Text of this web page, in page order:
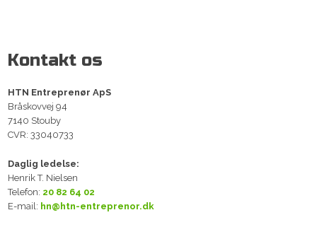
Kontakt os
HTN En​treprenør ApS
​Bråskovvej 94
7140 Stouby
CVR: 33040733​
Daglig ledelse:
Henrik T. Nielsen
Telefon: 20 82 64 02
E-mail: hn@htn-entreprenor.dk